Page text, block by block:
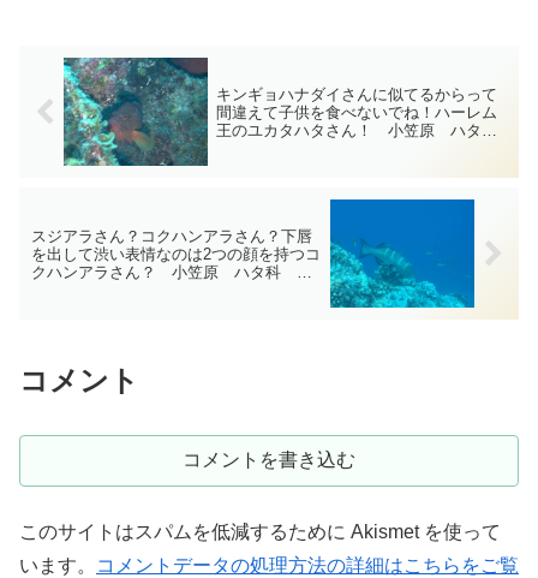
キンギョハナダイさんに似てるからって
間違えて子供を食べないでね！ハーレム
王のユカタハタさん！ 小笠原 ハタ
スジアラさん？コクハンアラさん？下唇
を出して渋い表情なのは2つの顔を持つコ
クハンアラさん？ 小笠原 ハタ科
コメント
コメントを書き込む
このサイトはスパムを低減するために Akismet を使って
います。
コメントデータの処理方法の詳細はこちらをご覧